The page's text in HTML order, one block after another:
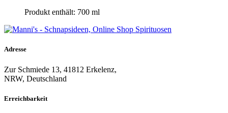
Produkt enthält: 700 ml
Adresse
Zur Schmiede 13, 41812 Erkelenz,
NRW, Deutschland
Erreichbarkeit​